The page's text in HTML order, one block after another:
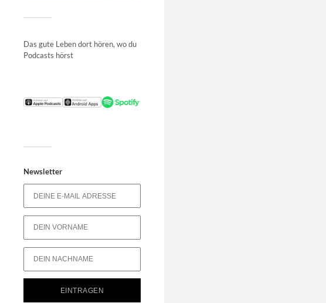
Das gute Leben dort hören, wo du
Podcasts hörst
Newsletter